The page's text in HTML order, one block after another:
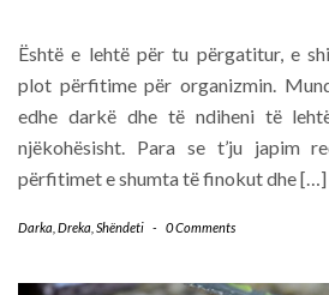
Është e lehtë për tu përgatitur, e
plot përfitime për organizmin.
edhe darkë dhe të ndiheni të
njëkohësisht. Para se t’ju japim
përfitimet e shumta të finokut dhe […]
Darka Dreka Shëndeti - 0 Comments